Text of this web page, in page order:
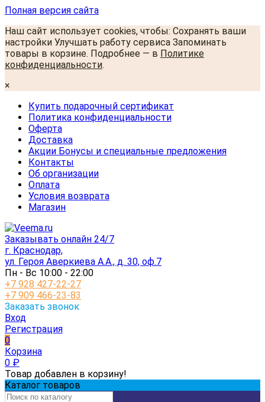
Полная версия сайта
Наш сайт использует cookies, чтобы: Сохранять ваши
настройки Улучшать работу сервиса Запоминать
товары в корзине. Подробнее — в Политике
конфиденциальности.
×
Купить подарочный сертификат
Политика конфиденциальности
Оферта
Доставка
Акции Бонусы и специальные предложения
Контакты
Об организации
Оплата
Условия возврата
Магазин
Заказывать онлайн 24/7
г. Краснодар,
ул. Героя Аверкиева А.А., д. 30, оф.7
Пн - Вс 10:00 - 22:00
+7 928 427-22-27
+7 909 466-23-83
Заказать звонок
Вход
Регистрация
0
Корзина
0 ₽
Товар добавлен в корзину!
Каталог товаров